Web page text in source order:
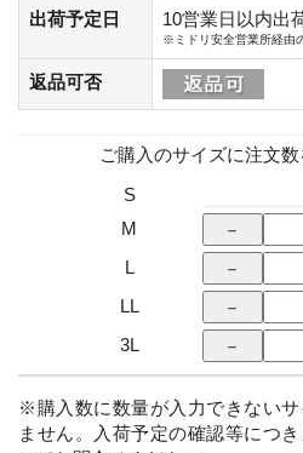
出荷予定日 10営業日以内出
※ミドリ安全営業所経由
返品可否
ご購入のサイズに注文
S
M
L
LL
3L
※購入数に数量が入力できない
ません。入荷予定の確認等につ